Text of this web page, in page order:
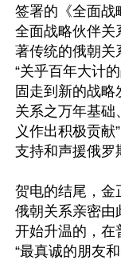
签署的《全面战
全面战略伙伴关
著传统的俄朝关
“关乎百年大计
固走到新的战
关系之万年基础
义作出积极贡献
支持和声援俄罗
贺电的结尾，金
俄朝关系亲密由
开始升温的，在
“最真诚的朋友